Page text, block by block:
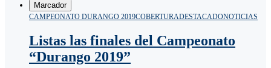
Marcador
CAMPEONATO DURANGO 2019COBERTURADESTACADONOTICIAS
Listas las finales del Campeonato
“Durango 2019”